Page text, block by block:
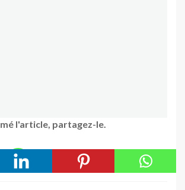
l'article, partagez-le.